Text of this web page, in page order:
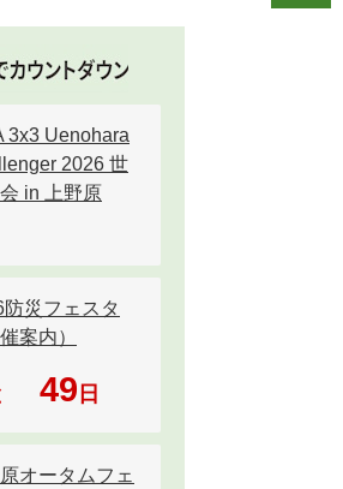
3x3 Uenohara
2026 世
in 上野原
防災フェスタ
案内）
49 日
原オータムフェ